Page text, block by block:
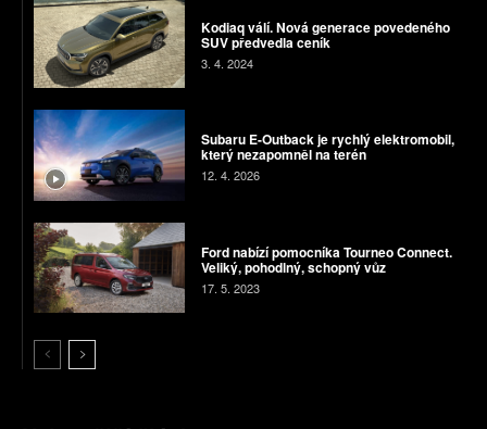
Kodiaq válí. Nová generace povedeného
SUV předvedla ceník
3. 4. 2024
Subaru E-Outback je rychlý elektromobil,
který nezapomněl na terén
12. 4. 2026
Ford nabízí pomocníka Tourneo Connect.
Veliký, pohodlný, schopný vůz
17. 5. 2023